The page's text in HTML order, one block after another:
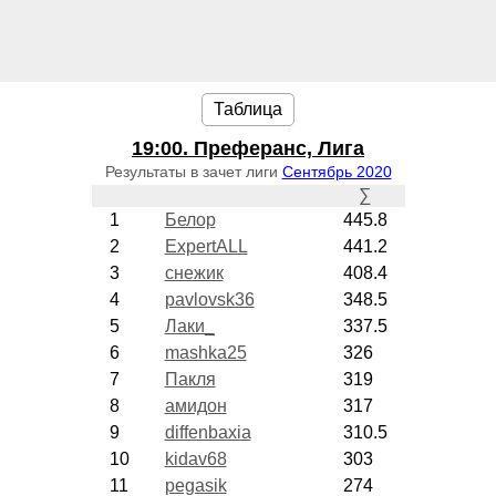
Таблица
19:00. Преферанс, Лига
Результаты в зачет лиги Сентябрь 2020
∑
1
Белор
445.8
2
ExpertALL
441.2
3
снежик
408.4
4
pavlovsk36
348.5
5
Лаки_
337.5
6
mashka25
326
7
Пакля
319
8
амидон
317
9
diffenbaxia
310.5
10
kidav68
303
11
pegasik 274